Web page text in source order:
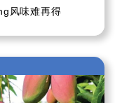
风味难再得